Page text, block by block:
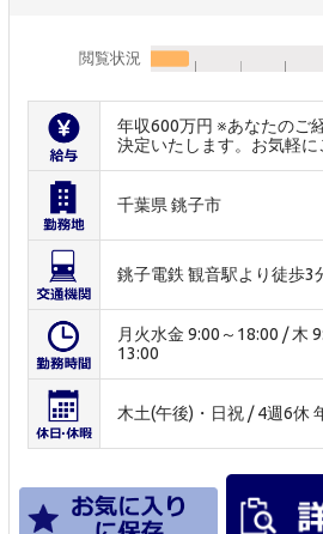
閲覧状況
年収600万円 ※あなたのご
決定いたします。お気軽に
千葉県 銚子市
銚子電鉄 観音駅より徒歩3
月火水金 9:00～18:00 / 木
13:00
木土(午後)・日祝 / 4週6休